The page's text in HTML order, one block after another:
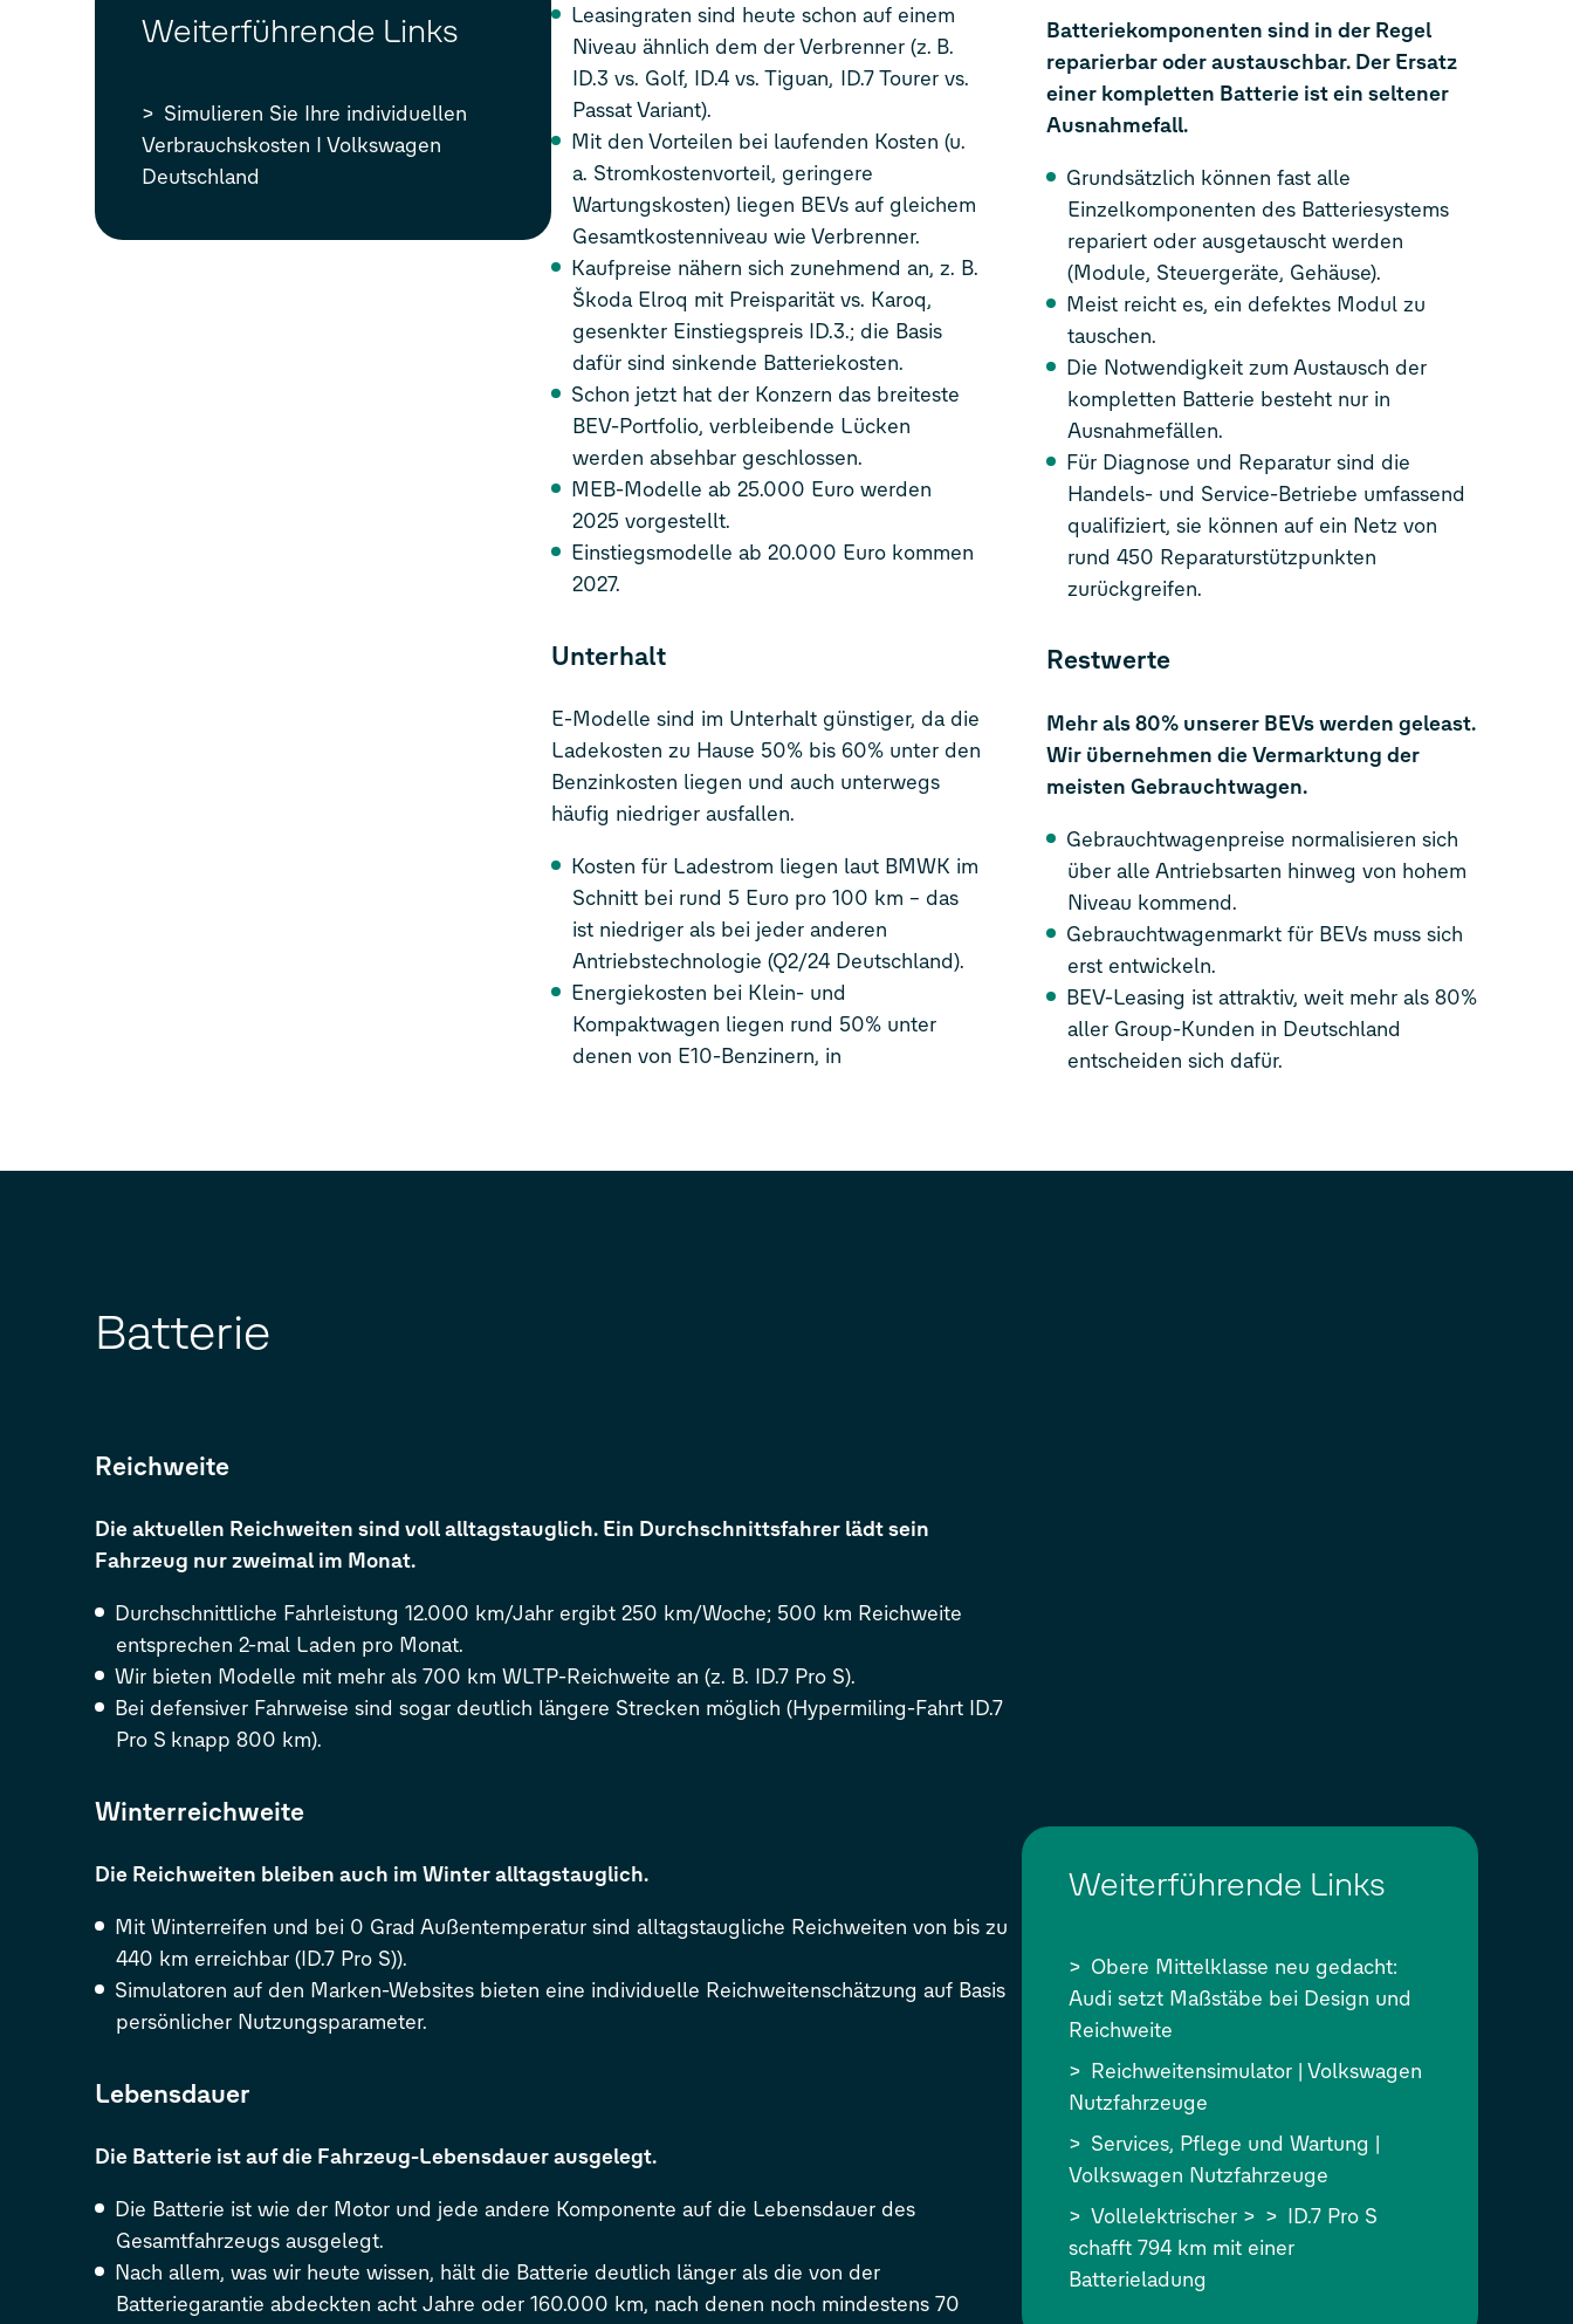
Weiterführende Links
Simulieren Sie Ihre individuellen
Verbrauchskosten I Volkswagen
Deutschland
Leasingraten sind heute schon auf einem
Niveau ähnlich dem der Verbrenner (z. B.
ID.3 vs. Golf, ID.4vs. Tiguan, ID.7Tourer vs.
Passat Variant).
Mit den Vorteilen bei laufenden Kosten (u.
a. Stromkostenvorteil, geringere
Wartungskosten) liegen BEVs auf gleichem
Gesamtkostenniveau wie Verbrenner.
Kaufpreise nähern sich zunehmend an, z. B.
Škoda Elroq mit Preisparität vs. Karoq,
gesenkter Einstiegspreis ID.3.; die Basis
dafür sind sinkende Batteriekosten.
Schon jetzt hat der Konzern das breiteste
BEV-Portfolio, verbleibende Lücken
werden absehbar geschlossen.
MEB-Modelle ab 25.000 Euro werden
2025 vorgestellt.
Einstiegsmodelle ab 20.000 Euro kommen
2027.
Unterhalt
E-Modelle sind im Unterhalt günstiger, da die
Ladekosten zu Hause 50% bis 60% unter den
Benzinkosten liegen und auch unterwegs
häufig niedriger ausfallen.
Kosten für Ladestrom liegen laut BMWK im
Schnitt bei rund 5 Euro pro 100 km – das
ist niedriger als bei jeder anderen
Antriebstechnologie (Q2/24 Deutschland).
Energiekosten bei Klein- und
Kompaktwagen liegen rund 50% unter
denen von E10-Benzinern, in
Batteriekomponenten sind in der Regel
reparierbar oder austauschbar. Der Ersatz
einer kompletten Batterie ist ein seltener
Ausnahmefall.
Grundsätzlich können fast alle
Einzelkomponenten des Batteriesystems
repariert oder ausgetauscht werden
(Module, Steuergeräte, Gehäuse).
Meist reicht es, ein defektes Modul zu
tauschen.
Die Notwendigkeit zum Austausch der
kompletten Batterie besteht nur in
Ausnahmefällen.
Für Diagnose und Reparatur sind die
Handels- und Service-Betriebe umfassend
qualifiziert, sie können auf ein Netz von
rund 450 Reparaturstützpunkten
zurückgreifen.
Restwerte
Mehr als 80% unserer BEVs werden geleast.
Wir übernehmen die Vermarktung der
meisten Gebrauchtwagen.
Gebrauchtwagenpreise normalisieren sich
über alle Antriebsarten hinweg von hohem
Niveau kommend.
Gebrauchtwagenmarkt für BEVs muss sich
erst entwickeln.
BEV-Leasing ist attraktiv, weit mehr als 80%
aller Group-Kunden in Deutschland
entscheiden sich dafür.
Batterie
Reichweite
Die aktuellen Reichweiten sind voll alltagstauglich. Ein Durchschnittsfahrer lädt sein
Fahrzeug nur zweimal im Monat.
Durchschnittliche Fahrleistung 12.000 km/Jahr ergibt 250 km/Woche; 500 km Reichweite
entsprechen 2-mal Laden pro Monat.
Wir bieten Modelle mit mehr als 700 km WLTP-Reichweite an (z. B. ID.7 ProS).
Bei defensiver Fahrweise sind sogar deutlich längere Strecken möglich (Hypermiling-Fahrt ID.7
ProS knapp 800 km).
Winterreichweite
Die Reichweiten bleiben auch im Winter alltagstauglich.
Mit Winterreifen und bei 0 Grad Außentemperatur sind alltagstaugliche Reichweiten von bis zu
440 km erreichbar (ID.7 ProS)).
Simulatoren auf den Marken-Websites bieten eine individuelle Reichweitenschätzung auf Basis
persönlicher Nutzungsparameter.
Lebensdauer
Die Batterie ist auf die Fahrzeug-Lebensdauer ausgelegt.
Die Batterie ist wie der Motor und jede andere Komponente auf die Lebensdauer des
Gesamtfahrzeugs ausgelegt.
Nach allem, was wir heute wissen, hält die Batterie deutlich länger als die von der
Batteriegarantie abdeckten acht Jahre oder 160.000 km, nach denen noch mindestens 70
Weiterführende Links
Obere Mittelklasse neu gedacht:
Audi setzt Maßstäbe bei Design und
Reichweite
Reichweitensimulator | Volkswagen
Nutzfahrzeuge
Services, Pflege und Wartung |
Volkswagen Nutzfahrzeuge
Vollelektrischer
ID.7 Pro S
schafft 794 km mit einer
Batterieladung